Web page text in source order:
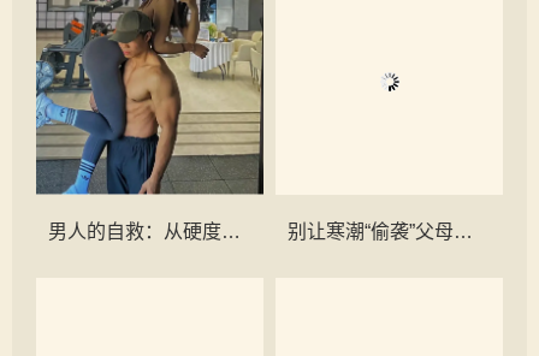
男人的自救：从硬度危机到健康觉醒 别让寒潮“偷袭”父母：一篇就懂的老人防寒、护心、护脑过冬手册